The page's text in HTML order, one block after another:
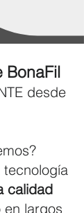
BonaFil
desde
calidad
en largos